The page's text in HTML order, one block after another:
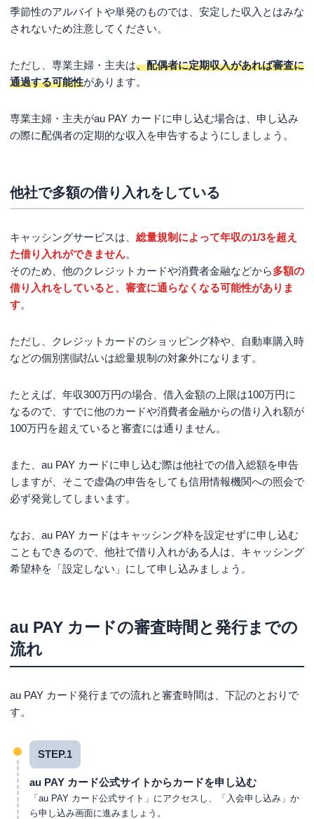
季節性のアルバイトや単発のものでは、安定した収入とはみな
されないため注意してください。
ただし、専業主婦・主夫は、配偶者に定期収入があれば審査に
通過する可能性があります。
専業主婦・主夫がau PAY カードに申し込む場合は、申し込み
の際に配偶者の定期的な収入を申告するようにしましょう。
他社で多額の借り入れをしている
キャッシングサービスは、 総量規制によって年収の1/3を超え
た借り入れができません。
そのため、他のクレジットカードや消費者金融などから多額の
借り入れをしていると、審査に通らなくなる可能性がありま
す。
ただし、クレジットカードのショッピング枠や、自動車購入時
などの個別割賦払いは総量規制の対象外になります。
たとえば、年収300万円の場合、借入金額の上限は100万円に
なるので、すでに他のカードや消費者金融からの借り入れ額が
100万円を超えていると審査には通りません。
また、au PAY カードに申し込む際は他社での借入総額を申告
しますが、そこで虚偽の申告をしても信用情報機関への照会で
必ず発覚してしまいます。
なお、au PAY カードはキャッシング枠を設定せずに申し込む
こともできるので、他社で借り入れがある人は、キャッシング
希望枠を「設定しない」にして申し込みましょう。
au PAY カードの審査時間と発行までの
流れ
au PAY カード発行までの流れと審査時間は、下記のとおりで
す。
STEP.1
au PAY カード公式サイトからカードを申し込む
「au PAY カード公式サイト」にアクセスし、「入会申し込み」か
ら申し込み画面に進みましょう。